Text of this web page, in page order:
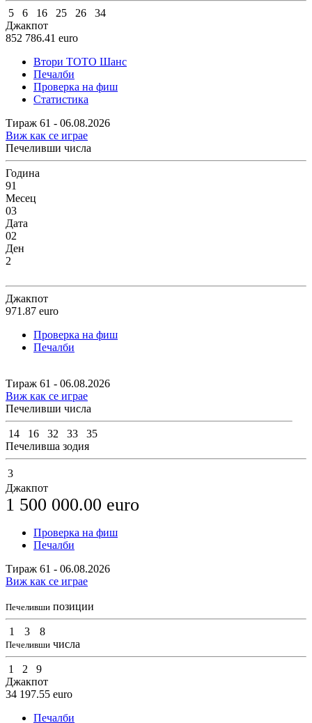
5 6 16 25 26
34
Джакпот
852 786.41 euro
Втори ТОТО Шанс
Печалби
Проверка на фиш
Статистика
Тираж 61 - 06.08.2026
Виж как се играе
Печеливши числа
Година
91
Месец
03
Дата
02
Ден
2
Джакпот
971.87 euro
Проверка на фиш
Печалби
Тираж 61 - 06.08.2026
Виж как се играе
Печеливши числа
14 16 32 33
35
Печеливша зодия
3
Джакпот
1 500 000.00 euro
Проверка на фиш
Печалби
Тираж 61 - 06.08.2026
Виж как се играе
Печеливши позиции
1 3 8
Печеливши числа
1 2
9
Джакпот
34 197.55 euro
Печалби